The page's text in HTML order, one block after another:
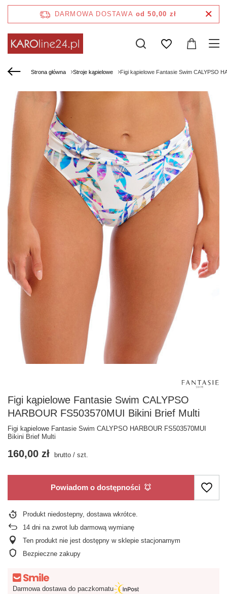
DARMOWA DOSTAWA od 50,00 zł
Strona główna Stroje kąpielowe Figi kąpielowe Fantasie Swim CALYPSO
Figi kąpielowe Fantasie Swim CALYPSO
HARBOUR FS503570MUI Bikini Brief Multi
Figi kąpielowe Fantasie Swim CALYPSO HARBOUR FS503570MUI
Bikini Brief Multi
160,00 zł brutto / szt.
Powiadom o dostępności
Produkt niedostepny, dostawa wkrótce
14 dni na zwrot lub darmową wymianę
Ten produkt nie jest dostępny w sklepie stacjonarnym
Bezpieczne zakupy
Darmowa dostawa do paczkomatu